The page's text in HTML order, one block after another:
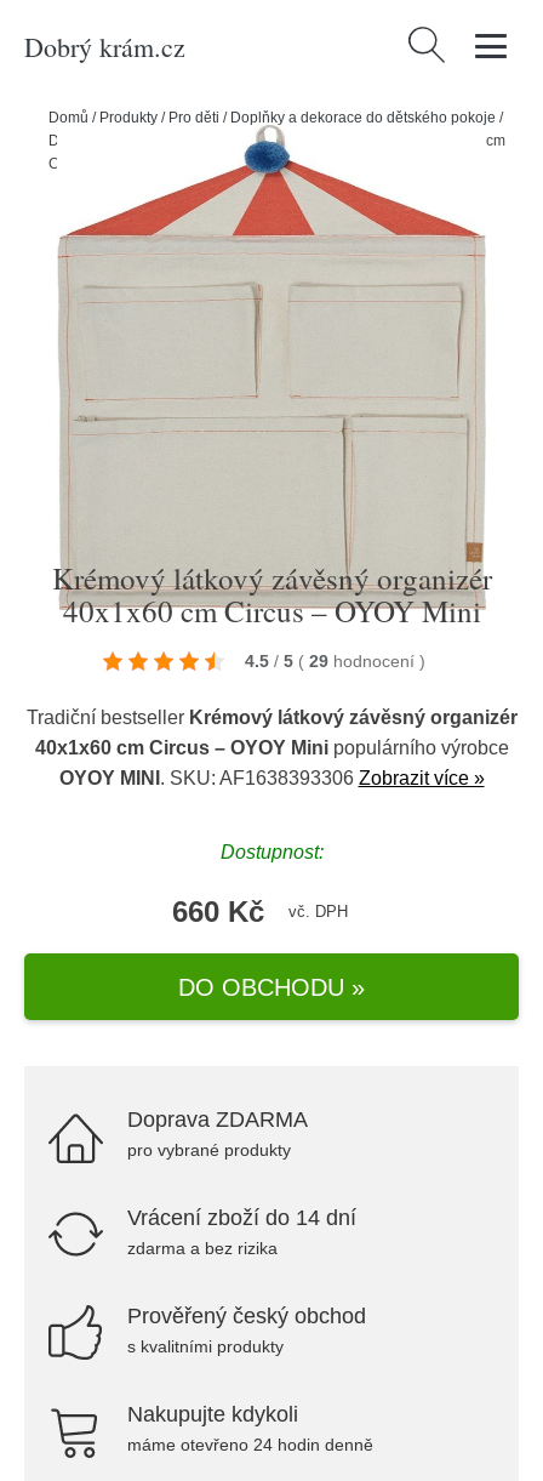
Dobrý krám.cz Vyhledávání
Domů / Produkty / Pro děti / Doplňky a dekorace do dětského pokoje /
Dětské úložné boxy
Krémový látkový závěsný organizér 40x1x60 cm
Circus – OYOY Mini
Krémový látkový závěsný organizér
40x1x60 cm Circus – OYOY Mini
4.5 / 5 ( 29 hodnocení )
Tradiční bestseller Krémový látkový závěsný organizér
40x1x60 cm Circus – OYOY Minipopulárního výrobce
OYOY MINI . SKU: AF1638393306 Zobrazit více »
Dostupnost:
660 Kč vč. DPH
DO OBCHODU »
Doprava ZDARMA
pro vybrané produkty
Vrácení zboží do 14 dní
zdarma a bez rizika
Prověřený český obchod
s kvalitními produkty
Nakupujte kdykoli
máme otevřeno 24 hodin denně